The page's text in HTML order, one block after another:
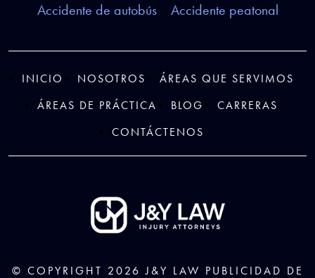
Accidente de autobús
Accidente peatonal
INICIO NOSOTROS
ÁREAS QUE SERVIMOS
ÁREAS DE PRÁCTICA
BLOG
CARRERAS
CONTÁCTENOS
© COPYRIGHT 2026J&Y LAW PUBLICIDAD DE